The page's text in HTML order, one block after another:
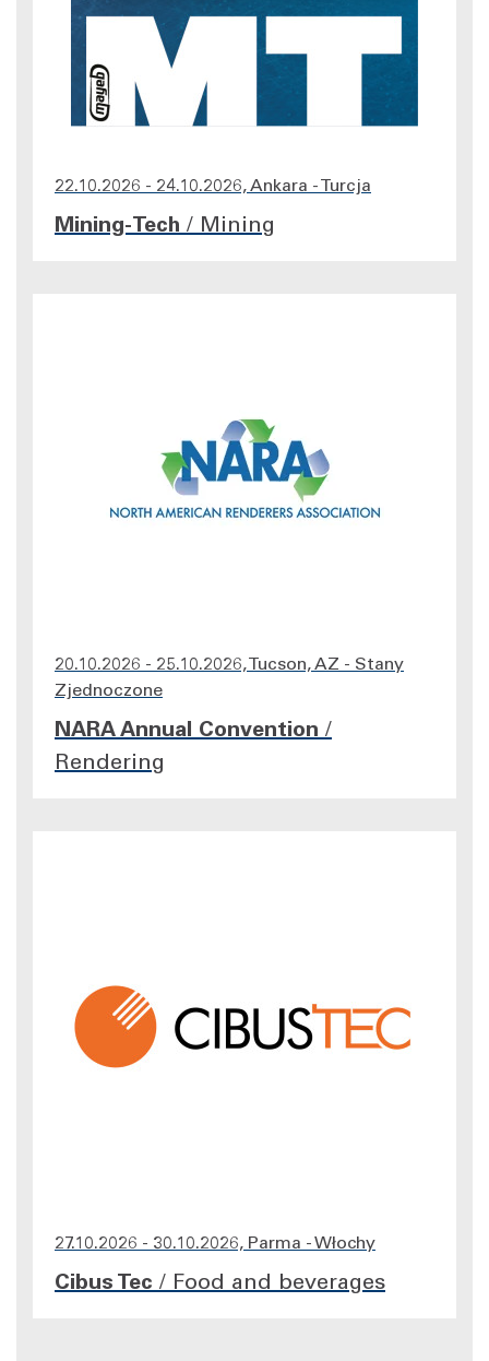
22.10.2026 - 24.10.2026, Ankara - Turcja
Mining-Tech / Mining
20.10.2026 - 25.10.2026, Tucson, AZ - Stany
Zjednoczone
NARA Annual Convention /
Rendering
27.10.2026 - 30.10.2026, Parma - Włochy
Cibus Tec / Food and beverages